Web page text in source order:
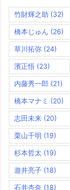
竹財輝之助 (32)
橋本じゅん (26)
草川拓弥 (24)
濱正悟 (23)
内藤秀一郎 (21)
橋本マナミ (20)
志田未来 (20)
栗山千明 (19)
杉本哲太 (19)
遊井亮子 (18)
石井杏奈 (18)